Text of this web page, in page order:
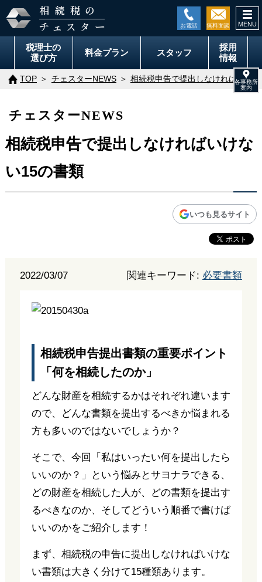
税理士の
選び方
料金プラン スタッフ
採用
情報
TOP チェスターNEWS 相続税申告で提出しなければいけ
チェスターNEWS
相続税申告で提出しなければいけな
い15の書類
いつも見るサイト
2022/03/07 関連キーワード: 必要書類
相続税申告提出書類の重要ポイント
「何を相続したのか」
どんな財産を相続するかはそれぞれ違います
ので、どんな書類を提出するべきか悩まれる
方も多いのではないでしょうか？
そこで、今回「私はいったい何を提出したら
いいのか？」という悩みとサヨナラできる、
どの財産を相続した人が、どの書類を提出す
るべきなのか、そしてどういう順番で書けば
いいのかをご紹介します！
まず、相続税の申告に提出しなければいけな
い書類は大きく分けて15種類あります。